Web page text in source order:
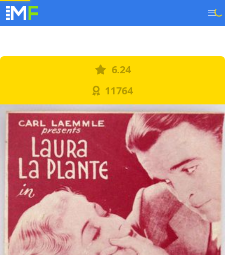
6.24
11764